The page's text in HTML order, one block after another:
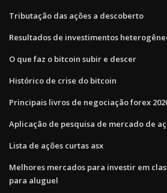
Tributação das ações a descoberto
Resultados de investimentos
O que faz o bitcoin subir e descer
Histórico de crise do bitcoin
Principais livros de negociação forex
Aplicação de pesquisa de mercado de
Lista de ações curtas asx
Melhores mercados para investir em
para aluguel